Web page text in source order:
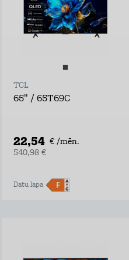
TCL
65" / 65T69C
22,54 € /mēn.
540,98 €
Datu lapa